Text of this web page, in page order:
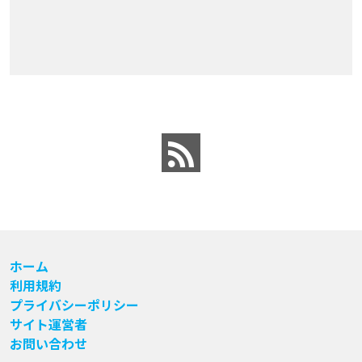
ホーム
利用規約
プライバシーポリシー
サイト運営者
お問い合わせ